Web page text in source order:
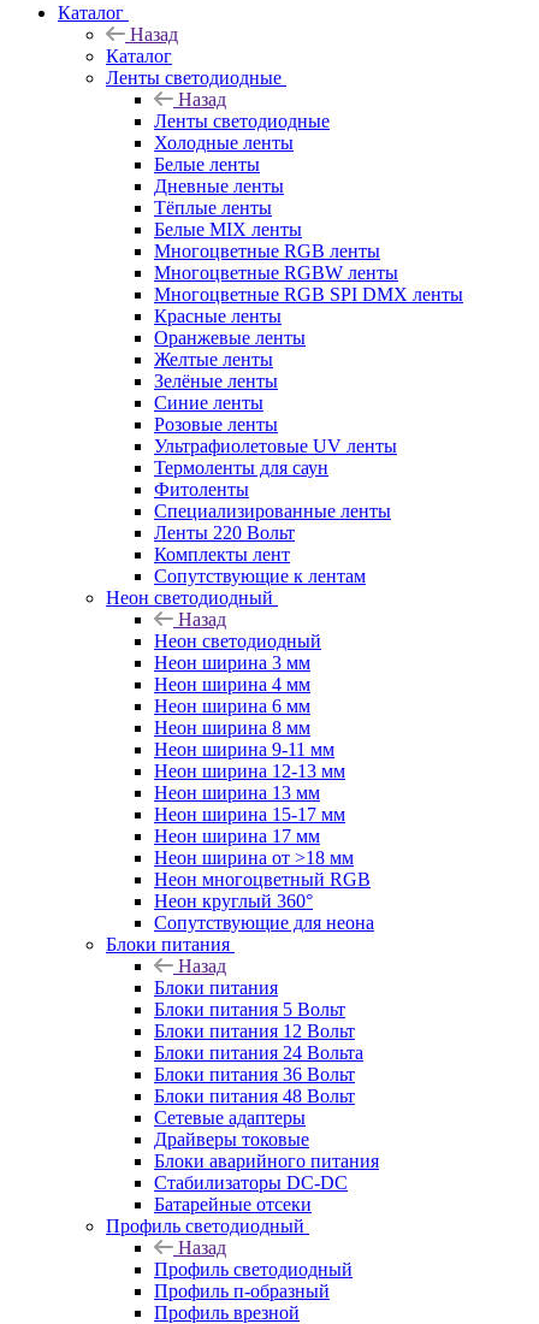
Каталог
Назад
Каталог
Ленты светодиодные
Назад
Ленты светодиодные
Холодные ленты
Белые ленты
Дневные ленты
Тёплые ленты
Белые MIX ленты
Многоцветные RGB ленты
Многоцветные RGBW ленты
Многоцветные RGB SPI DMX ленты
Красные ленты
Оранжевые ленты
Желтые ленты
Зелёные ленты
Синие ленты
Розовые ленты
Ультрафиолетовые UV ленты
Термоленты для саун
Фитоленты
Специализированные ленты
Ленты 220 Вольт
Комплекты лент
Сопутствующие к лентам
Неон светодиодный
Назад
Неон светодиодный
Неон ширина 3 мм
Неон ширина 4 мм
Неон ширина 6 мм
Неон ширина 8 мм
Неон ширина 9-11 мм
Неон ширина 12-13 мм
Неон ширина 13 мм
Неон ширина 15-17 мм
Неон ширина 17 мм
Неон ширина от >18 мм
Неон многоцветный RGB
Неон круглый 360°
Сопутствующие для неона
Блоки питания
Назад
Блоки питания
Блоки питания 5 Вольт
Блоки питания 12 Вольт
Блоки питания 24 Вольта
Блоки питания 36 Вольт
Блоки питания 48 Вольт
Сетевые адаптеры
Драйверы токовые
Блоки аварийного питания
Стабилизаторы DC-DC
Батарейные отсеки
Профиль светодиодный
Назад
Профиль светодиодный
Профиль п-образный
Профиль врезной